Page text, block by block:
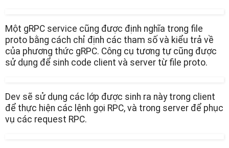
Một gRPC service cũng được định nghĩa trong file
proto bằng cách chỉ định các tham số và kiểu trả về
của phương thức gRPC. Công cụ tương tự cũng được
sử dụng để sinh code client và server từ file proto.
Dev sẽ sử dụng các lớp được sinh ra này trong client
để thực hiện các lệnh gọi RPC, và trong server để phục
vụ các request RPC.